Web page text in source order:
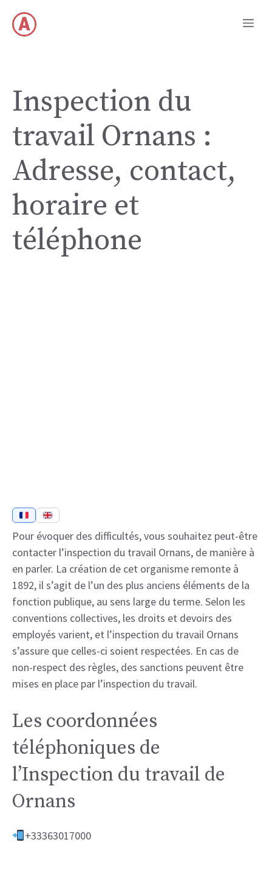
content
Inspection du
travail Ornans :
Adresse, contact,
horaire et
téléphone
Pour évoquer des difficultés, vous souhaitez peut-être
contacter l’inspection du travail Ornans, de manière à
en parler. La création de cet organisme remonte à
1892, il s’agit de l’un des plus anciens éléments de la
fonction publique, au sens large du terme. Selon les
conventions collectives, les droits et devoirs des
employés varient, et l’inspection du travail Ornans
s’assure que celles-ci soient respectées. En cas de
non-respect des règles, des sanctions peuvent être
mises en place par l’inspection du travail.
Les coordonnées
téléphoniques de
l’Inspection du travail de
Ornans
+33363017000